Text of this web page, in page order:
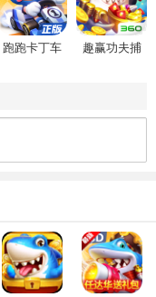
跑跑卡丁车
趣赢功夫捕